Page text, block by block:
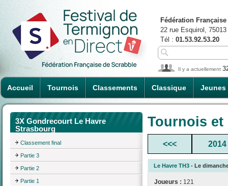
Accueil Tournois Classements Classique Jeunes
Fédération
22 rue Esquirol,
Tél : 01.53.92.53.20
Il y a actuellement
3X Gondrecourt Le Havre
Strasbourg
Classement final
Partie 3
Partie 2
Partie 1
Tournois
<<< 2014
Le Havre TH3 - Le
Joueurs : 121